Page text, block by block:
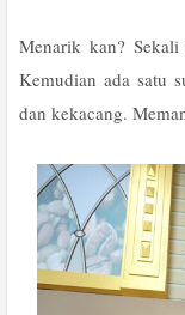
Menarik kan?
Kemudian ada satu
dan kekacang.